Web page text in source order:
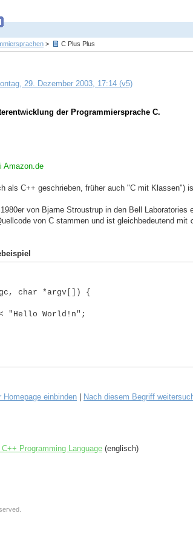
> C Plus Plus
29. Dezember 2003, 17:14 (v5)
der Programmiersprache C.
Amazon.de
als C++ geschrieben, früher auch "C mit Klassen")
von Bjarne Stroustrup in den Bell
von C stammen und ist gleichbedeutend mit
char *argv[]) {
World!n";
Homepage einbinden Nach diesem Begriff
Programming Language (englisch)